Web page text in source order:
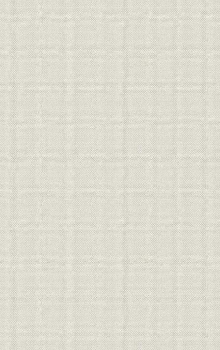
財務・業績
各店総計表//一時貸 第四号
明治九年
財務・業績
三井銀行 明治九年一月~六月迄
各店総計表//利附預 第五号
明治九年
財務・業績
三井銀行 明治九年一月~六月迄
各店総計表//利附貸 第六号
明治九年
財務・業績
三井銀行 明治九年一月~六月迄
各店総計表//無利足貸 第七号
明治九年
財務・業績
三井銀行 明治九年一月~六月迄
各店総計表//滞貸 第八号
明治九年
財務・業績
三井銀行 明治九年一月~六月迄
各店総計表//諸向 第九号
明治九年
財務・業績
三井銀行 明治九年一月~六月迄
各店総計表//闔店費益取調月表
第十号
明治九年
財務・業績
三井銀行 明治九年一月~六月迄
各店総計表//総計 第十一号
明治九年
財務・業績
三井銀行 明治九年一月~六月迄
各店総計表//現在金 第十二号
明治九年
財務・業績
三井銀行 明治九年一月~六月迄
各店総計表//積金 第十三号
明治九年
経営
旧三井組ヨリ三井銀行ヘ事業引
継契約書
明治九年
財務・業績
三井組闔店貸預リ及現在金引継
証書
明治九年
財務・業績;株式
旧三井組大元方・三井氏同苗中
株式加入金并滞貸償却方協議決
定書
明治九年